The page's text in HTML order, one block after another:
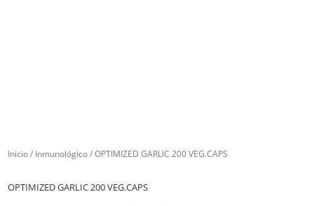
Inicio/ Inmunológico/ OPTIMIZED GARLIC 200 VEG.CAPS
OPTIMIZED GARLIC 200 VEG.CAPS